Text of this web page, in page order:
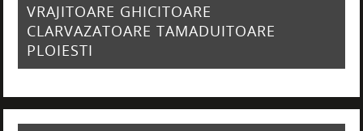
VRAJITOARE GHICITOARE
CLARVAZATOARE TAMADUITOARE
PLOIESTI